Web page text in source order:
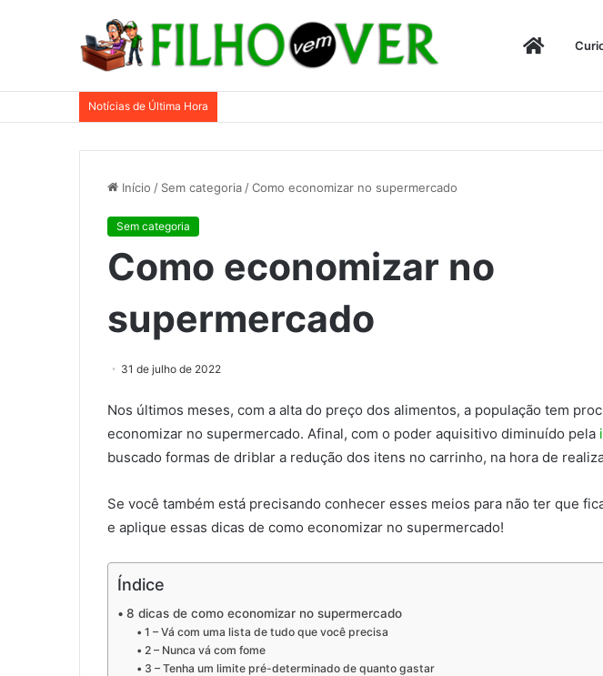
Início
Notícias de Última Hora
Início / Sem categoria /Como economizar no supermercado
Sem categoria
Como economizar no
supermercado
31 de julho de 2022
Nos últimos meses, com a alta do preço dos alimentos, a população tem
economizar no supermercado. Afinal, com o poder aquisitivo diminuído pela
buscado formas de driblar a redução dos itens no carrinho, na hora de
Se você também está precisando conhecer esses meios para não ter que
e aplique essas dicas de como economizar no supermercado!
Índice
8 dicas de como economizar no supermercado
1 – Vá com uma lista de tudo que você precisa
2 – Nunca vá com fome
3 – Tenha um limite pré-determinado de quanto gastar